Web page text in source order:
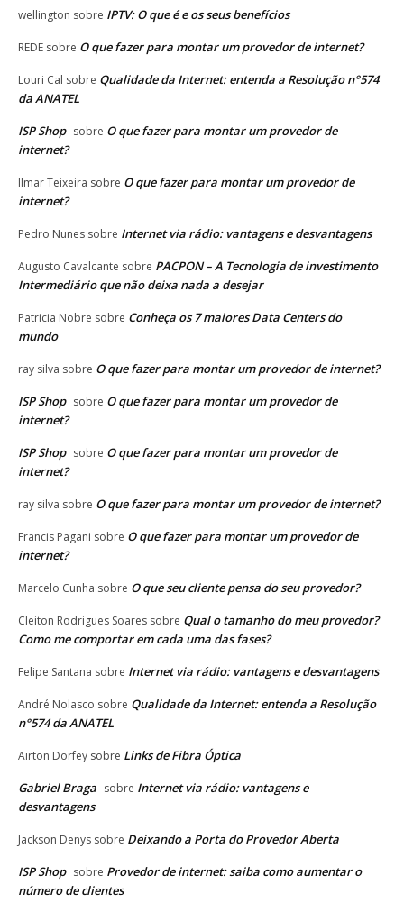
wellington sobre IPTV: O que é e os seus benefícios
REDE sobre O que fazer para montar um provedor de internet?
Louri Cal sobre Qualidade da Internet: entenda a Resolução n°574
da ANATEL
ISP Shop sobre O que fazer para montar um provedor de
internet?
Ilmar Teixeira sobre O que fazer para montar um provedor de
internet?
Pedro Nunes sobre Internet via rádio: vantagens e desvantagens
Augusto Cavalcante sobre PACPON – A Tecnologia de investimento
Intermediário que não deixa nada a desejar
Patricia Nobre sobre Conheça os 7 maiores Data Centers do
mundo
ray silva sobre O que fazer para montar um provedor de internet?
ISP Shop sobre O que fazer para montar um provedor de
internet?
ISP Shop sobre O que fazer para montar um provedor de
internet?
ray silva sobre O que fazer para montar um provedor de internet?
Francis Pagani sobre O que fazer para montar um provedor de
internet?
Marcelo Cunha sobre O que seu cliente pensa do seu provedor?
Cleiton Rodrigues Soares sobre Qual o tamanho do meu provedor?
Como me comportar em cada uma das fases?
Felipe Santana sobre Internet via rádio: vantagens e desvantagens
André Nolasco sobre Qualidade da Internet: entenda a Resolução
n°574 da ANATEL
Airton Dorfey sobre Links de Fibra Óptica
Gabriel Braga sobre Internet via rádio: vantagens e
desvantagens
Jackson Denys sobre Deixando a Porta do Provedor Aberta
ISP Shop sobre Provedor de internet: saiba como aumentar o
número de clientes